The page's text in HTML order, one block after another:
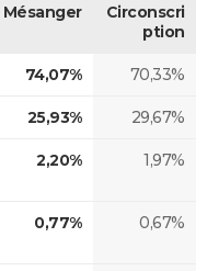
Mésanger
Circonscri
ption
74,07% 70,33%
25,93% 29,67%
2,20% 1,97%
0,77% 0,67%